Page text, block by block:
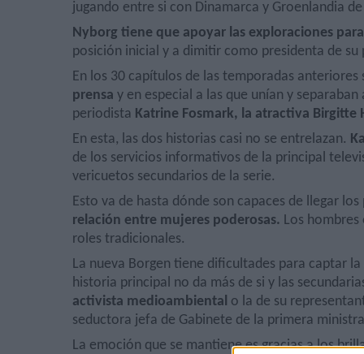
jugando entre si con Dinamarca y Groenlandia
Nyborg tiene que apoyar las exploraciones
posición inicial y a dimitir como presidenta de su
En los 30 capítulos de las temporadas
prensa y en especial a las que unían y
periodista Katrine Fosmark, la atractiva Birgitte
En esta, las dos historias casi no se entrelazan.
de los servicios informativos de la principal
vericuetos secundarios de la serie.
Esto va de hasta dónde son capaces de llegar
relación entre mujeres poderosas. Los
roles tradicionales.
La nueva Borgen tiene dificultades para captar
historia principal no da más de si y las
activista medioambiental o la de su
seductora jefa de Gabinete de la primera
La emoción que se mantiene es gracias a los